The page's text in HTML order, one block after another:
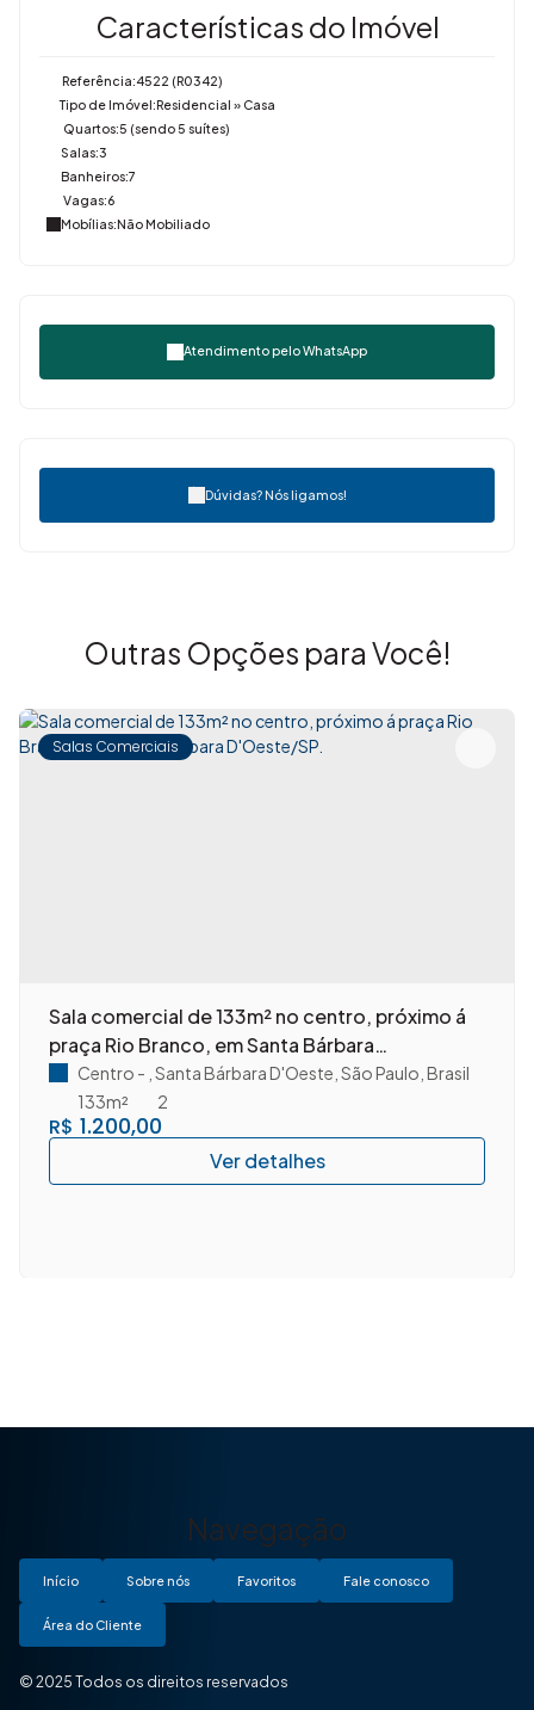
Características do Imóvel
Referência:4522 (R0342)
Tipo de Imóvel:Residencial » Casa
Quartos:5 (sendo 5 suítes)
Salas:3
Banheiros:7
Vagas:6
Mobílias:Não Mobiliado
Atendimento peloWhatsApp
Dúvidas? Nós ligamos!
Outras Opções para Você!
Salas Comerciais
Sala comercial de 133m² no centro, próximo á
praça Rio Branco, em Santa Bárbara
D'Oeste/SP.
R$ 1.200,00
Centro Santa Bárbara D'Oeste São Paulo Brasil
2
133m²
Navegação
Início Sobre nós Favoritos Fale conosco
Área do Cliente
© 2025 Todos os direitos reservados